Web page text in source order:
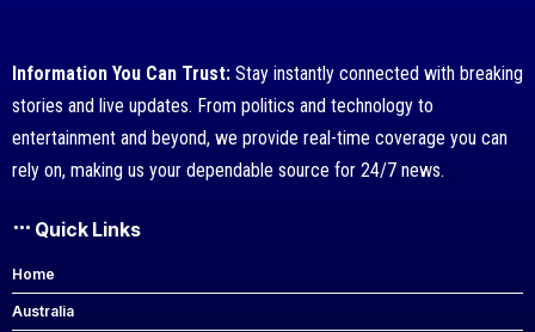
Information You Can Trust: Stay instantly connected with breaking
stories and live updates. From politics and technology to
entertainment and beyond, we provide real-time coverage you can
rely on, making us your dependable source for 24/7 news.
Quick Links
Home
Australia